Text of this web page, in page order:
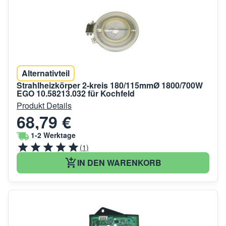
Alternativteil
Strahlheizkörper 2-kreis 180/115mmØ 1800/700W
EGO 10.58213.032 für Kochfeld
Produkt Details
68,79 €
1-2 Werktage
(1)
IN DEN WARENKORB